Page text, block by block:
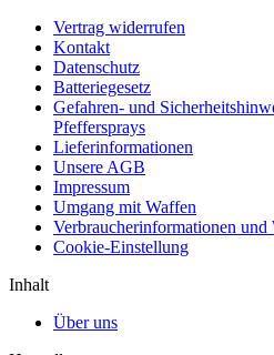
Vertrag widerrufen
Kontakt
Datenschutz
Batteriegesetz
Gefahren- und
Pfeffersprays
Lieferinformationen
Unsere AGB
Impressum
Umgang mit Waffen
Verbraucherinformationen und
Cookie-Einstellung
Inhalt
Über uns